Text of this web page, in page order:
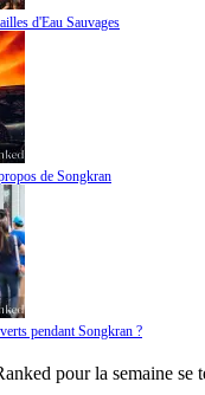
d'Eau Sauvages
de Songkran
pendant Songkran ?
pour la semaine